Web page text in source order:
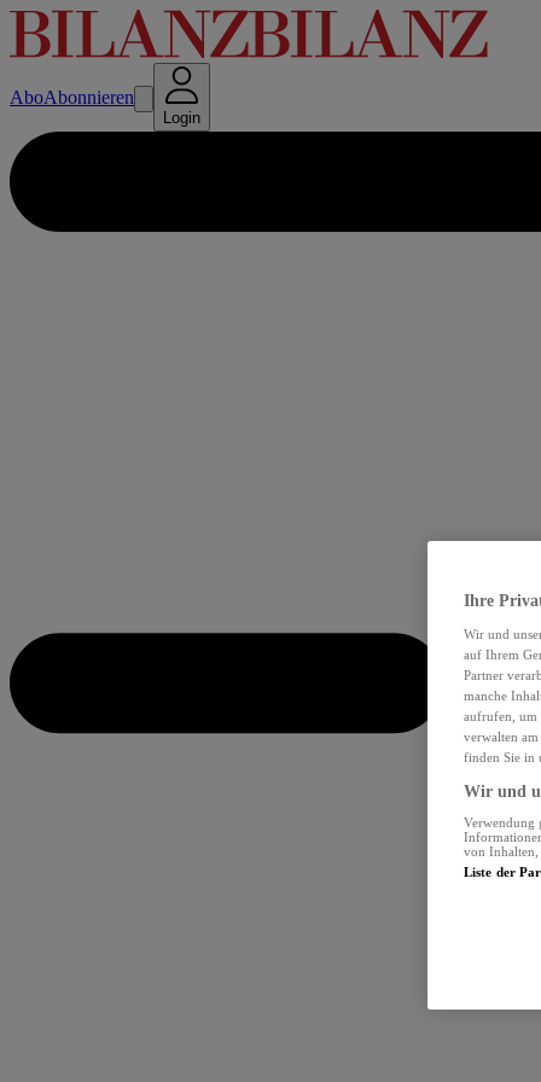
AboAbonnieren
Login
Ihre
Wir und
auf Ihrem
Partner
manche
aufrufen, um
verwalten
finden Sie in
Wir und
Verwendung
von Inhalten,
Liste der